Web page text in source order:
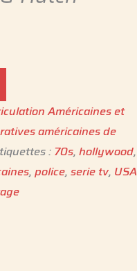
Américaines et
américaines de
: 70s,hollywood,
,police,serie tv, USA